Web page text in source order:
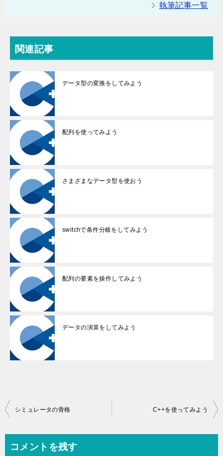
執筆記事一覧
関連記事
データ型の変換をしてみよう
配列を使ってみよう
さまざまなデータ型を使おう
switchで条件分岐をしてみよう
配列の要素を操作してみよう
データの演算をしてみよう
投
シミュレータの骨格 C++を使ってみよう
コメントを残す